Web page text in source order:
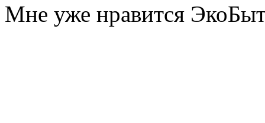
Мне уже нравится